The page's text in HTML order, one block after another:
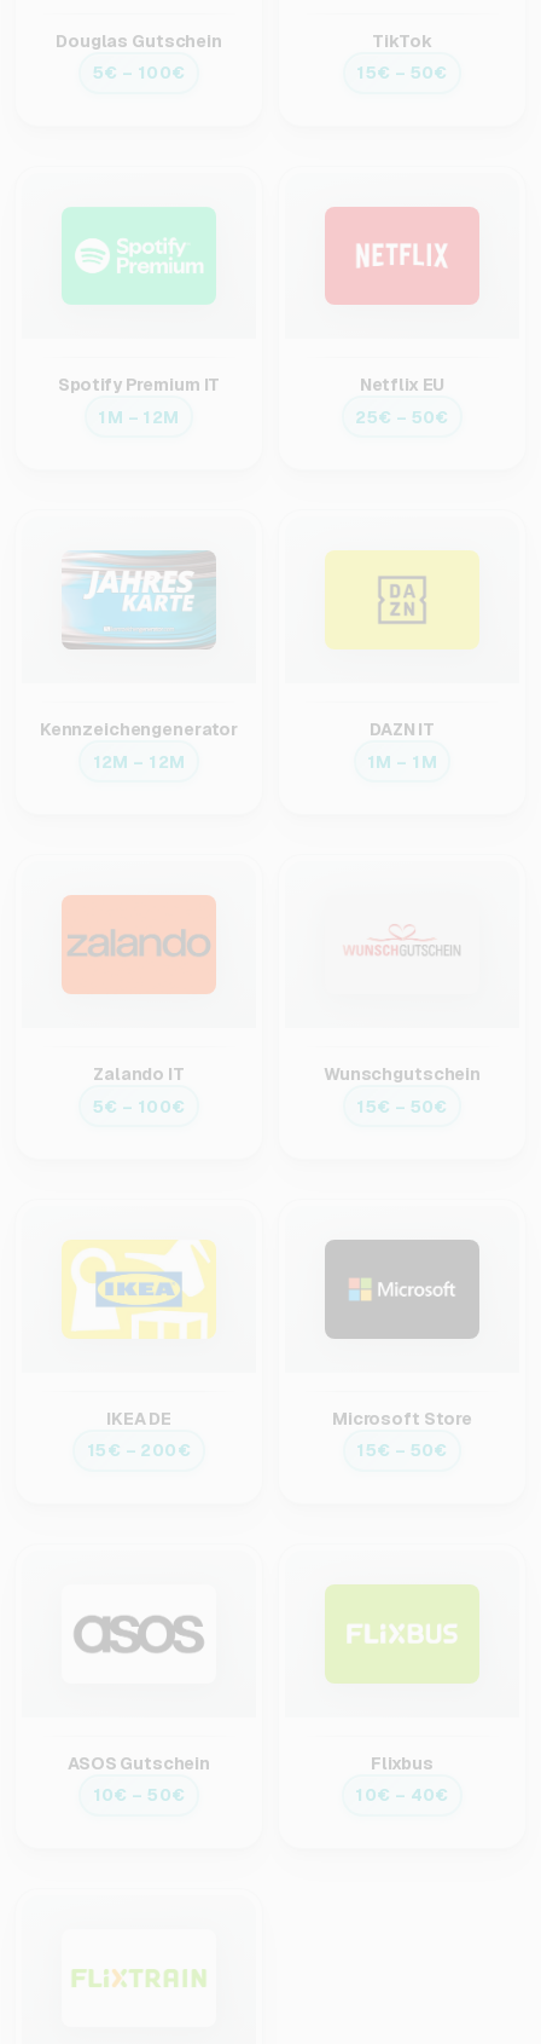
Douglas Gutschein
5€ – 100€
TikTok
15€ – 50€
Spotify Premium IT
1M – 12M
Netflix EU
25€ – 50€
Kennzeichengenerator
12M – 12M
DAZN IT
1M – 1M
Zalando IT
5€ – 100€
Wunschgutschein
15€ – 50€
IKEA DE
15€ – 200€
Microsoft Store
15€ – 50€
ASOS Gutschein
10€ – 50€
Flixbus
10€ – 40€